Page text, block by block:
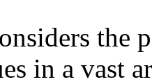
the
in a vast